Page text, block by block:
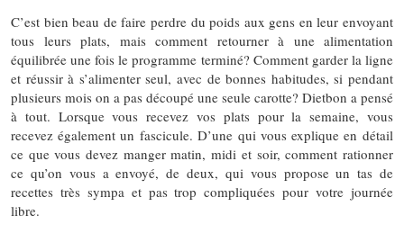
C’est bien beau de faire perdre du poids aux gens en leur envoyant
tous leurs plats, mais comment retourner à une alimentation
équilibrée une fois le programme terminé? Comment garder la ligne
et réussir à s’alimenter seul, avec de bonnes habitudes, si pendant
plusieurs mois on a pas découpé une seule carotte? Dietbon a pensé
à tout. Lorsque vous recevez vos plats pour la semaine, vous
recevez également un fascicule. D’une qui vous explique en détail
ce que vous devez manger matin, midi et soir, comment rationner
ce qu’on vous a envoyé, de deux, qui vous propose un tas de
recettes très sympa et pas trop compliquées pour votre journée
libre.